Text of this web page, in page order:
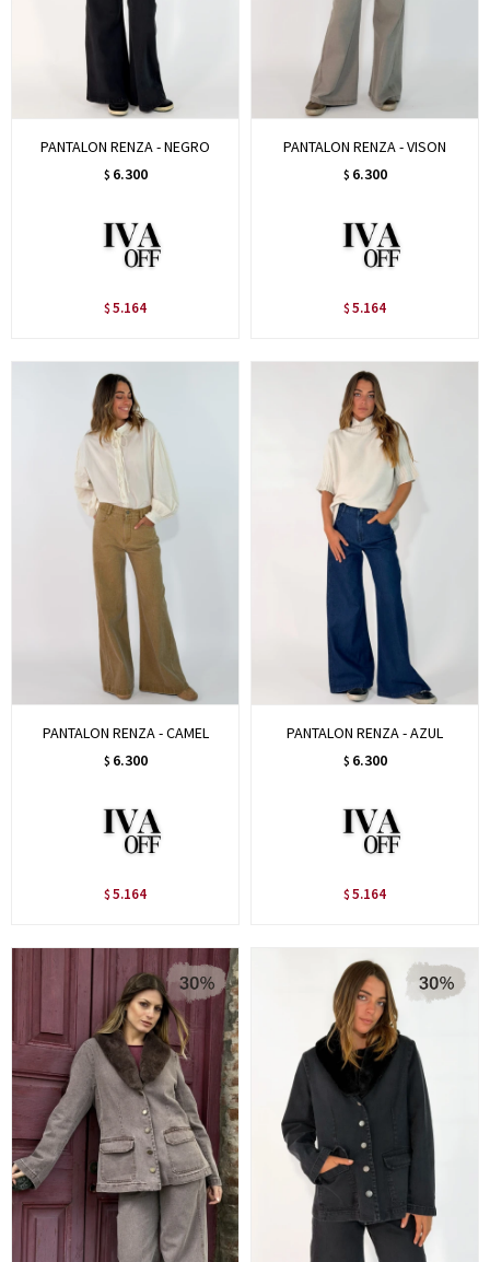
PANTALON RENZA - NEGRO
$ 6.300
$ 5.164
PANTALON RENZA - VISON
$ 6.300
$ 5.164
PANTALON RENZA - CAMEL
$ 6.300
$ 5.164
PANTALON RENZA - AZUL
$ 6.300
$ 5.164